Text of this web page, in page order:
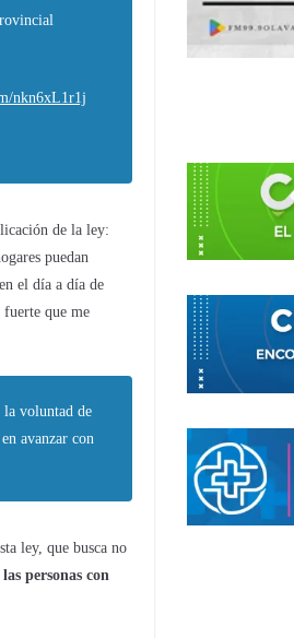
nkn6xL1r1j
de la ley:
puedan
el día a día de
que me
la voluntad de
avanzar con
ley, que busca no
personas con